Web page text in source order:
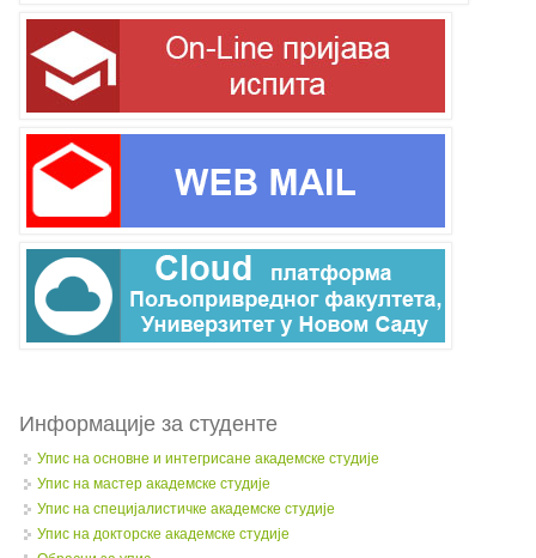
Информације за студенте
Упис на основне и интегрисане академске студије
Упис на мастер академске студије
Упис на специјалистичке академске студије
Упис на докторске академске студије